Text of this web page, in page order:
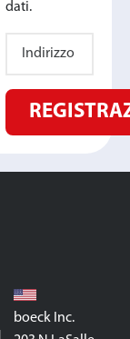
dati.
boeck Inc.